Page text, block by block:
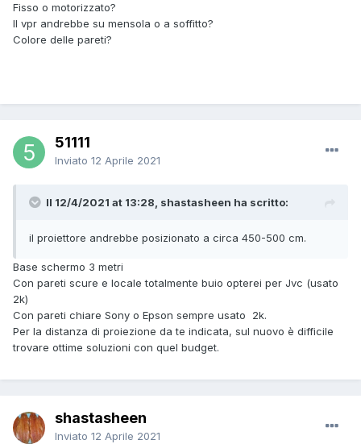
Fisso o motorizzato?
Il vpr andrebbe su mensola o a soffitto?
Colore delle pareti?
51111
Inviato 12 Aprile 2021
Il 12/4/2021 at 13:28, shastasheen ha scritto:
il proiettore andrebbe posizionato a circa 450-500 cm.
Base schermo 3 metri
Con pareti scure e locale totalmente buio opterei per Jvc (usato
2k)
Con pareti chiare Sony o Epson sempre usato 2k.
Per la distanza di proiezione da te indicata, sul nuovo è difficile
trovare ottime soluzioni con quel budget.
shastasheen
Inviato 12 Aprile 2021